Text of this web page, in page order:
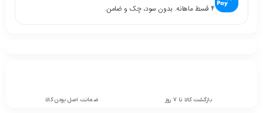
۴ قسط ماهانه. بدون سود، چک و ضامن.
بازگشت کالا تا 7 روز ضمانت اصل بودن کالا